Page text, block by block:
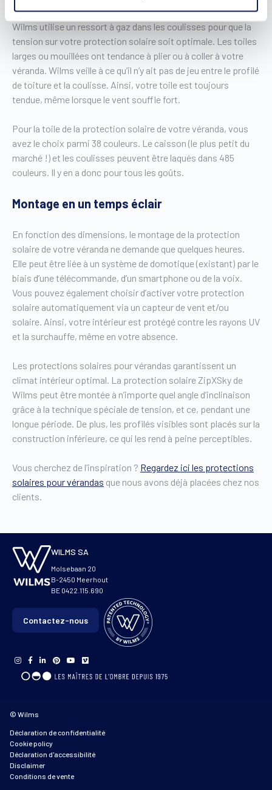
Wilms utilise un ressort à gaz dans les coulisses pour que la
tension sur votre protection solaire soit optimale. Les toiles
larges ou mouillées ont tendance à plier ou à coller à votre
véranda. Wilms veille à ce qu’il n’y ait pas de jeu entre le profilé
de toiture et la coulisse. Ainsi, votre toile est toujours
tendue, même lorsque le vent souffle fort.
Pour la toile de la protection solaire de votre véranda, vous
avez le choix parmi 38 couleurs. Le caisson (le plus petit du
marché !) et les coulisses peuvent être laqués dans 485
couleurs. Il y en a donc pour tous les goûts.
Montage en un temps éclair
En fonction des dimensions, le montage de la protection
solaire de votre véranda ne demande que quelques heures.
Elle peut être liée à un système de domotique (existant) par le
biais d’une télécommande, d’un smartphone ou de la voix.
Vous pouvez également choisir d’activer votre protection
solaire automatiquement via un capteur de vent et/ou
solaire. Ainsi, votre intérieur est protégé contre les rayons UV
et la surchauffe, même en votre absence.
Les protections solaires pour vérandas garantissent un
climat intérieur optimal. La protection solaire ZipXSky de
Wilms peut être montée à n’importe quel angle d’inclinaison
grâce à la technique spéciale de tension, et ce, pendant une
longue période. De plus, les profilés visibles sont placés sur la
construction inférieure, ce qui les rend à peine perceptibles.
Vous cherchez de l’inspiration ? Regardez ici les protections
solaires pour vérandas que nous avons déjà placées chez nos
clients.
WILMS SA
Molsebaan 20
B-2450 Meerhout
BE 0422.115.690
Contactez-nous
© Wilms
Déclaration de confidentialité
Cookie policy
Déclaration d'accessibilité
Disclaimer
Conditions de vente